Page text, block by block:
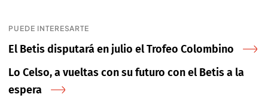
PUEDE INTERESARTE
El Betis disputará en julio el Trofeo Colombino
Lo Celso, a vueltas con su futuro con el Betis a la
espera